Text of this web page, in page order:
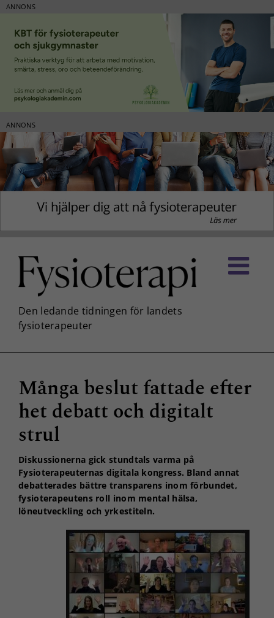
ANNONS
ANNONS
innehållet
Många beslut fattade efter
het debatt och digitalt
strul
Diskussionerna gick stundtals varma på
Fysioterapeuternas digitala kongress. Bland annat
debatterades bättre transparens inom förbundet,
fysioterapeutens roll inom mental hälsa,
löneutveckling och yrkestiteln.